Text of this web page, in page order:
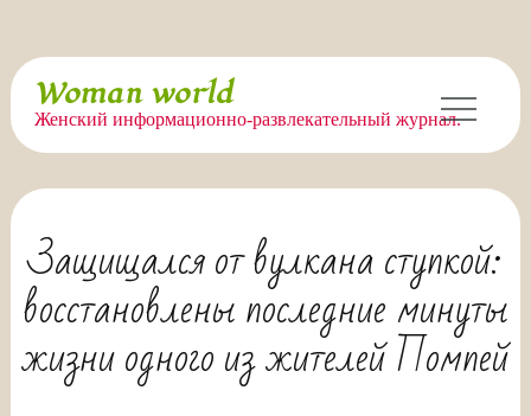
Перейти
содержимому
Woman world
Женский информационно-развлекательный журнал.
Защищался от вулкана ступкой:
восстановлены последние минуты
жизни одного из жителей Помпей